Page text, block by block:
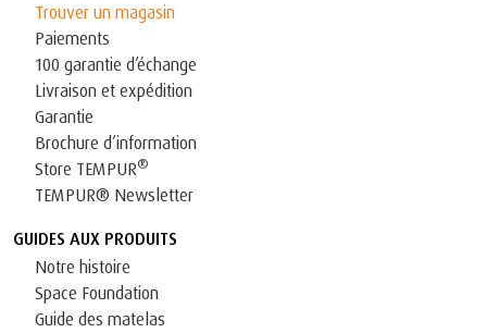
Trouver un magasin
Paiements
100 garantie d’échange
Livraison et expédition
Garantie
Brochure d’information
Store TEMPUR®
TEMPUR® Newsletter
GUIDES AUX PRODUITS
Notre histoire
Space Foundation
Guide des matelas